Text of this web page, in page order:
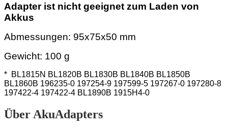
Adapter ist nicht geeignet zum Laden von
Akkus
Abmessungen: 95x75x50 mm
Gewicht: 100 g
* BL1815N BL1820B BL1830B BL1840B BL1850B
BL1860B 196235-0 197254-9 197599-5 197267-0 197280-8
197422-4 197422-4 BL1890B 1915H4-0
Über AkuAdapters